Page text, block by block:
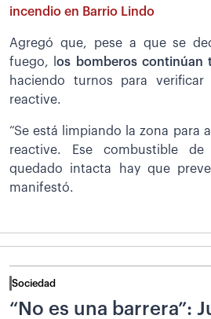
incendio en Barrio Lindo
Agregó que, pese a que se
fuego, los bomberos continúan
haciendo turnos para
reactive.
“Se está limpiando la zona para
reactive. Ese combustible
quedado intacta hay que
manifestó.
Sociedad
“No es una barrera”: